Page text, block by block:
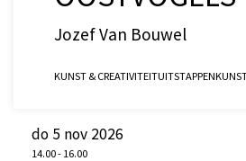
Jozef Van Bouwel
KUNST & CREATIVITEITUITSTAPPEN
do 5 nov 2026
14.00- 16.00